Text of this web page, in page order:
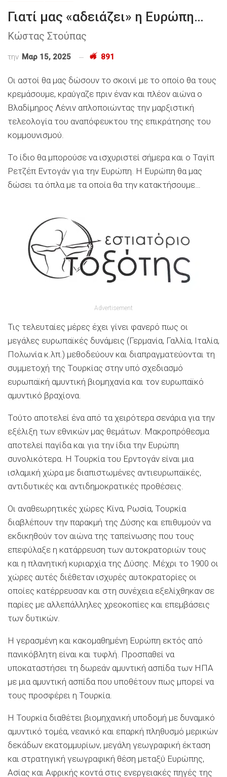
Γιατί μας «αδειάζει» η Ευρώπη…
Κώστας Στούπας
την Μαρ 15, 2025 891
Οι αστοί θα μας δώσουν το σκοινί με το οποίο θα τους
κρεμάσουμε, κραύγαζε πριν έναν και πλέον αιώνα ο
Βλαδίμηρος Λένιν απλοποιώντας την μαρξιστική
τελεολογία του αναπόφευκτου της επικράτησης του
κομμουνισμού.
Το ίδιο θα μπορούσε να ισχυριστεί σήμερα και ο Ταγίπ
Ρετζέπ Εντογάν για την Ευρώπη. Η Ευρώπη θα μας
δώσει τα όπλα με τα οποία θα την κατακτήσουμε…
Advertisement
Τις τελευταίες μέρες έχει γίνει φανερό πως οι
μεγάλες ευρωπαϊκές δυνάμεις (Γερμανία, Γαλλία, Ιταλία,
Πολωνία κ.λπ.) μεθοδεύουν και διαπραγματεύονται τη
συμμετοχή της Τουρκίας στην υπό σχεδιασμό
ευρωπαϊκή αμυντική βιομηχανία και τον ευρωπαϊκό
αμυντικό βραχίονα.
Τούτο αποτελεί ένα από τα χειρότερα σενάρια για την
εξέλιξη των εθνικών μας θεμάτων. Μακροπρόθεσμα
αποτελεί παγίδα και για την ίδια την Ευρώπη
συνολικότερα. Η Τουρκία του Ερντογάν είναι μια
ισλαμική χώρα με διαπιστωμένες αντιευρωπαϊκές,
αντιδυτικές και αντιδημοκρατικές προθέσεις.
Οι αναθεωρητικές χώρες Κίνα, Ρωσία, Τουρκία
διαβλέπουν την παρακμή της Δύσης και επιθυμούν να
εκδικηθούν τον αιώνα της ταπείνωσης που τους
επεφύλαξε η κατάρρευση των αυτοκρατοριών τους
και η πλανητική κυριαρχία της Δύσης. Μέχρι το 1900 οι
χώρες αυτές διέθεταν ισχυρές αυτοκρατορίες οι
οποίες κατέρρευσαν και στη συνέχεια εξελίχθηκαν σε
παρίες με αλλεπάλληλες χρεοκοπίες και επεμβάσεις
των δυτικών.
Η γερασμένη και κακομαθημένη Ευρώπη εκτός από
πανικόβλητη είναι και τυφλή. Προσπαθεί να
υποκαταστήσει τη δωρεάν αμυντική ασπίδα των ΗΠΑ
με μια αμυντική ασπίδα που υποθέτουν πως μπορεί να
τους προσφέρει η Τουρκία.
Η Τουρκία διαθέτει βιομηχανική υποδομή με δυναμικό
αμυντικό τομέα, νεανικό και επαρκή πληθυσμό μερικών
δεκάδων εκατομμυρίων, μεγάλη γεωγραφική έκταση
και στρατηγική γεωγραφική θέση μεταξύ Ευρώπης,
Ασίας και Αφρικής κοντά στις ενεργειακές πηγές της